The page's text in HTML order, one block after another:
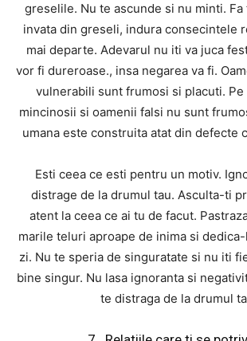
greselile. Nu te ascunde si nu minti. Fa
invata din greseli, indura consecintele
mai departe. Adevarul nu iti va juca
vor fi dureroase., insa negarea va fi.
vulnerabili sunt frumosi si placuti. Pe
mincinosii si oamenii falsi nu sunt
umana este construita atat din defecte
Esti ceea ce esti pentru un motiv.
distrage de la drumul tau. Asculta-ti
atent la ceea ce ai tu de facut.
marile teluri aproape de inima si
zi. Nu te speria de singuratate si nu iti
bine singur. Nu lasa ignoranta si
te distraga de la drumul